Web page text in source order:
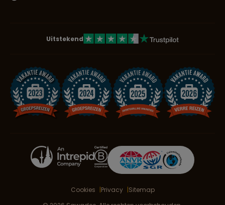
Uitstekend
Cookies Privacy
Sitemap